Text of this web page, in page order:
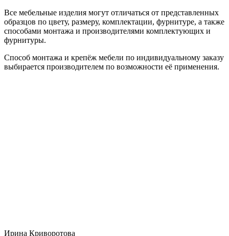
Все мебельные изделия могут отличаться от представленных
образцов по цвету, размеру, комплектации, фурнитуре, а также
способами монтажа и производителями комплектующих и
фурнитуры.
Способ монтажа и крепёж мебели по индивидуальному заказу
выбирается производителем по возможности её применения.
Ирина Криворотова